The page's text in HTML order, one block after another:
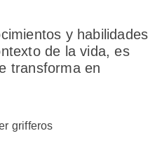
y habilidades
de la vida, es
transforma en